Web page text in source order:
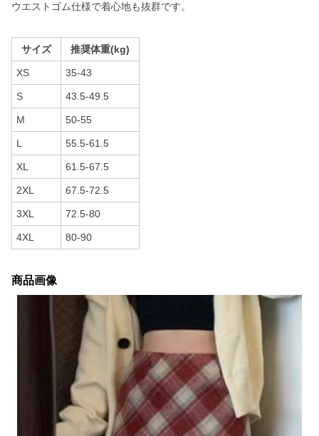
ウエストゴム仕様で着心地も抜群です。
サイズ 推奨体重(kg)
XS 35-43
S 43.5-49.5
M 50-55
L 55.5-61.5
XL 61.5-67.5
2XL 67.5-72.5
3XL 72.5-80
4XL 80-90
商品画像